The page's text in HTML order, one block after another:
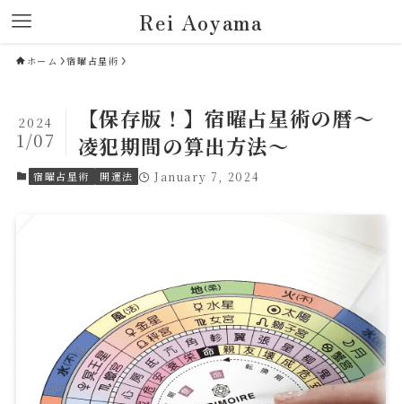
Rei Aoyama
ホーム 宿曜占星術
【保存版！】宿曜占星術の暦～
凌犯期間の算出方法～
2024
1/07
宿曜占星術 開運法 January 7, 2024